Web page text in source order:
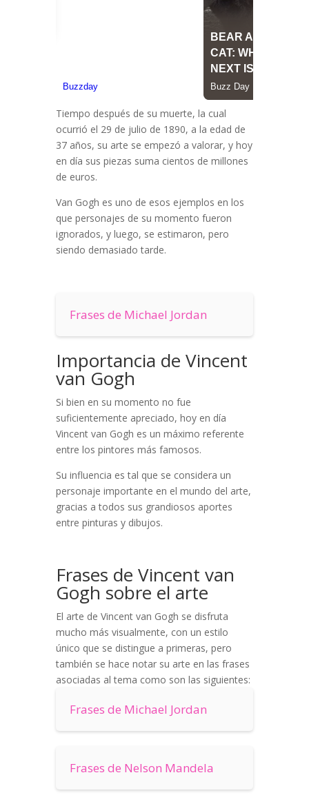
Tiempo después de su muerte, la cual
ocurrió el 29 de julio de 1890, a la edad de
37 años, su arte se empezó a valorar, y hoy
en día sus piezas suma cientos de millones
de euros.
Van Gogh es uno de esos ejemplos en los
que personajes de su momento fueron
ignorados, y luego, se estimaron, pero
siendo demasiado tarde.
Frases de Michael Jordan
Importancia de Vincent
van Gogh
Si bien en su momento no fue
suficientemente apreciado, hoy en día
Vincent van Gogh es un máximo referente
entre los pintores más famosos.
Su influencia es tal que se considera un
personaje importante en el mundo del arte,
gracias a todos sus grandiosos aportes
entre pinturas y dibujos.
Frases de Vincent van
Gogh sobre el arte
El arte de Vincent van Gogh se disfruta
mucho más visualmente, con un estilo
único que se distingue a primeras, pero
también se hace notar su arte en las frases
asociadas al tema como son las siguientes:
Frases de Michael Jordan
Frases de Nelson Mandela